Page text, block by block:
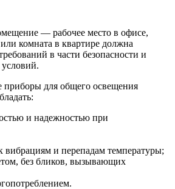
— рабочее место в офисе,
комната в квартире должна
в части безопасности и
для общего освещения
и надежностью при
вибрациям и перепадам температуры;
без бликов, вызывающих